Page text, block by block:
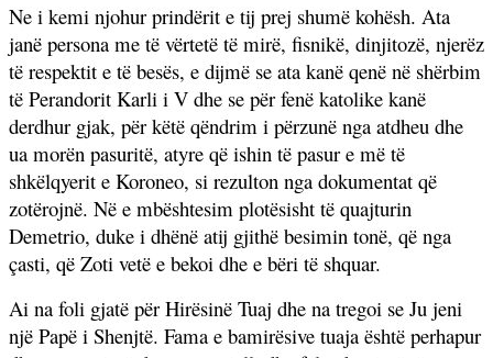
Ne i kemi njohur prindërit e tij prej shumë kohësh. Ata
janë persona me të vërtetë të mirë, fisnikë, dinjitozë, njerëz
të respektit e të besës, e dijmë se ata kanë qenë në shërbim
të Perandorit Karli i V dhe se për fenë katolike kanë
derdhur gjak, për këtë qëndrim i përzunë nga atdheu dhe
ua morën pasuritë, atyre që ishin të pasur e më të
shkëlqyerit e Koroneo, si rezulton nga dokumentat që
zotërojnë. Në e mbështesim plotësisht të quajturin
Demetrio, duke i dhënë atij gjithë besimin tonë, që nga
çasti, që Zoti vetë e bekoi dhe e bëri të shquar.
Ai na foli gjatë për Hirësinë Tuaj dhe na tregoi se Ju jeni
një Papë i Shenjtë. Fama e bamirësive tuaja është perhapur